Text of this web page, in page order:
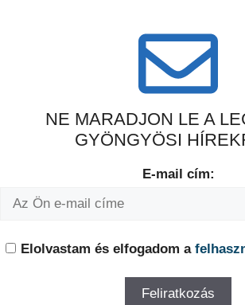
NE MARADJON LE A
GYÖNGYÖSI
E-mail cím:
Elolvastam és elfogadom a